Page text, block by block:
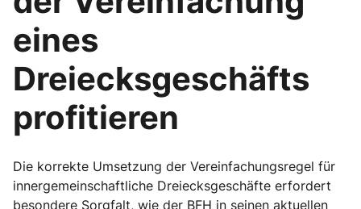
eines
Dreiecksgeschäfts
profitieren
Die korrekte Umsetzung der Vereinfachungsregel für
innergemeinschaftliche Dreiecksgeschäfte erfordert
besondere Sorgfalt, wie der BFH in seinen aktuellen